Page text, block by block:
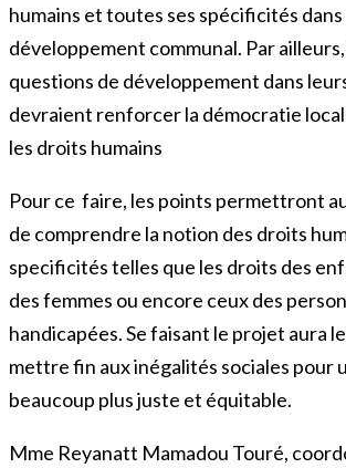
humains et toutes ses spécificités
développement communal. Par
questions de développement dans
devraient renforcer la démocratie
les droits humains
Pour ce faire, les points permettront
de comprendre la notion des droits
specificités telles que les droits des
des femmes ou encore ceux des
handicapées. Se faisant le projet aura
mettre fin aux inégalités sociales pour
beaucoup plus juste et équitable.
Mme Reyanatt Mamadou Touré,